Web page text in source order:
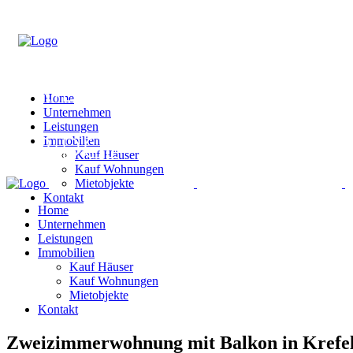
Home
Unternehmen
Leistungen
Immobilien
Kauf Häuser
Kauf Wohnungen
Mietobjekte
Kontakt
Home
Unternehmen
Leistungen
Immobilien
Kauf Häuser
Kauf Wohnungen
Mietobjekte
Kontakt
Zweizimmerwohnung mit Balkon in